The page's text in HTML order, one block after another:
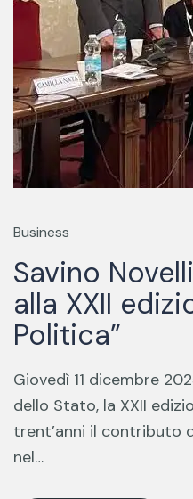
Business
Savino
alla XXII
Politica”
Giovedì 11 dicembre
dello Stato, la XXII
trent’anni il contributo
nel…